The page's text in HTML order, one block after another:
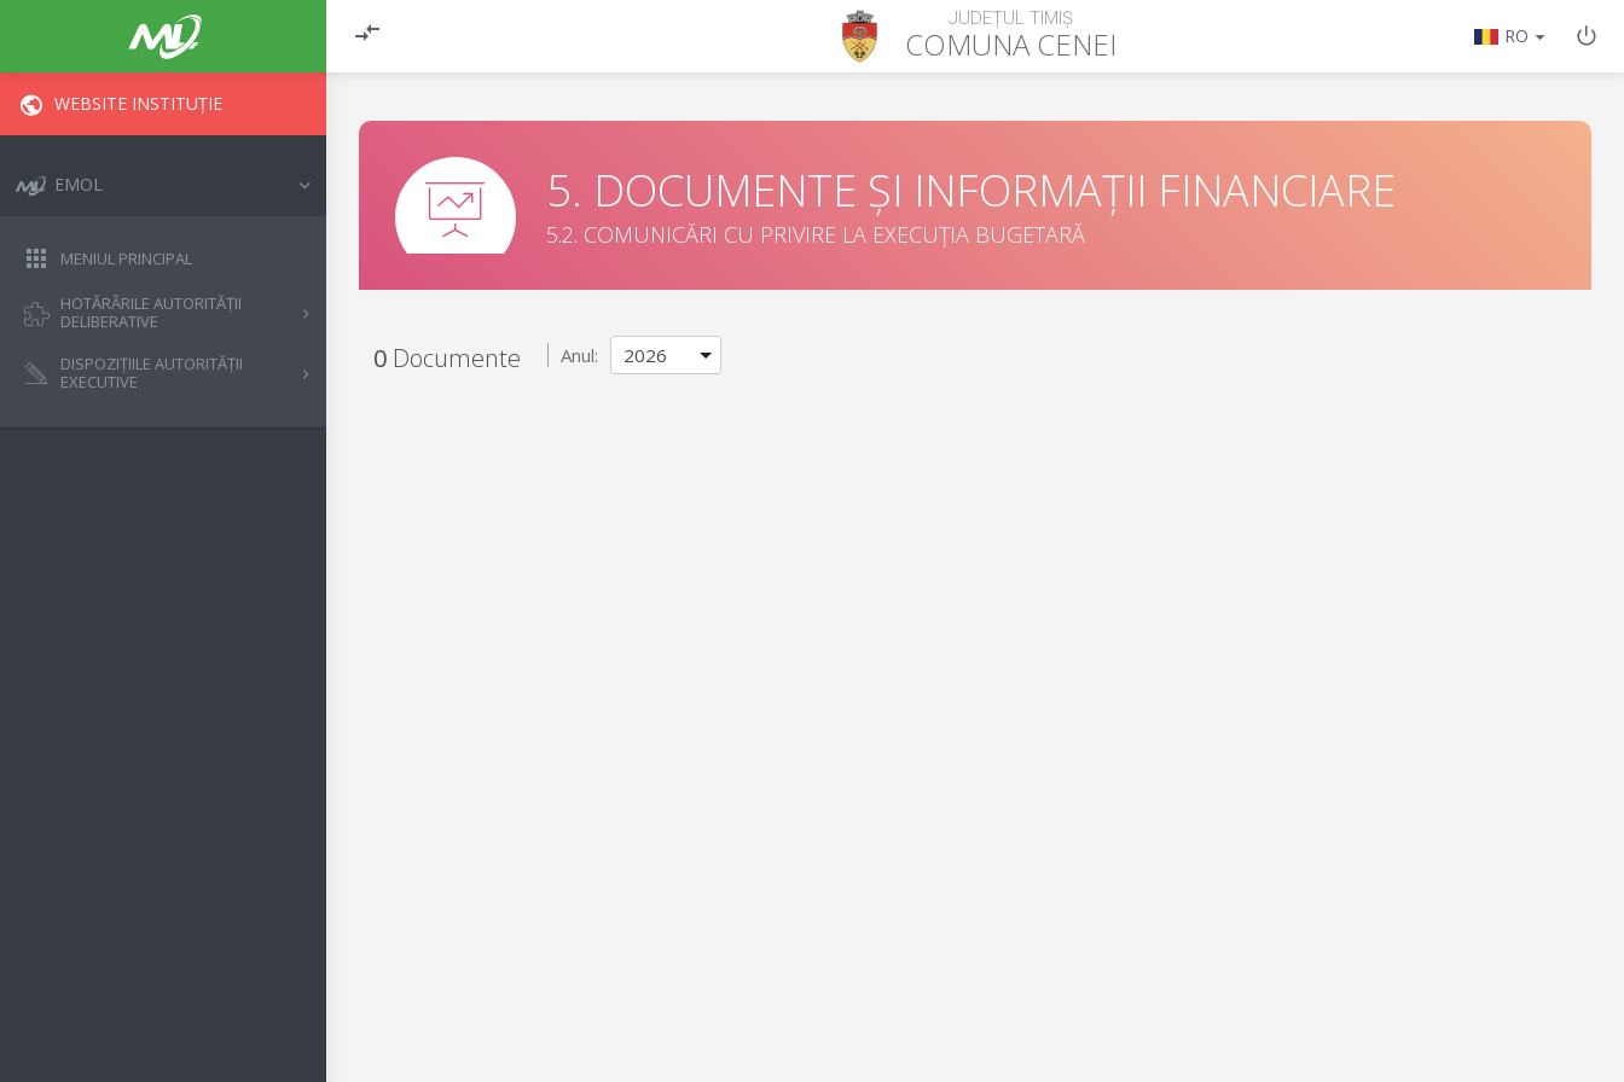
JUDEȚUL TIMIȘ
COMUNACENEI RO
WEBSITE INSTITUȚIE
EMOL
MENIUL PRINCIPAL
HOTĂRÂRILE AUTORITĂȚII
DELIBERATIVE
DISPOZIȚIILE AUTORITĂȚII
EXECUTIVE
5. DOCUMENTE ȘI INFORMAȚII FINANCIARE
5.2. COMUNICĂRI CU PRIVIRE LA EXECUȚIA BUGETARĂ
0 Documente Anul: